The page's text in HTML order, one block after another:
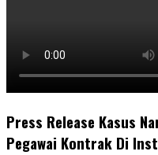
Press Release Kasus
Pegawai Kontrak Di